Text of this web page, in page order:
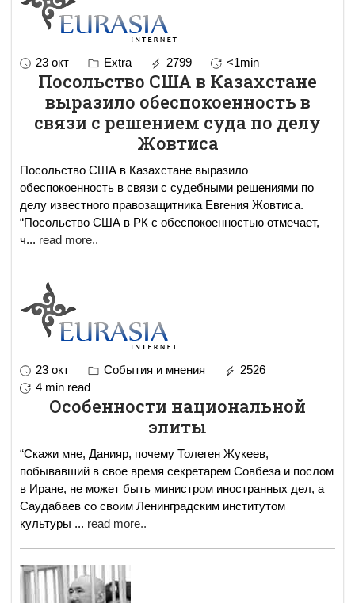
23 окт Extra 2799 <1min
Посольство США в Казахстане
выразило обеспокоенность в
связи с решением суда по делу
Жовтиса
Посольство США в Казахстане выразило
обеспокоенность в связи с судебными решениями по
делу известного правозащитника Евгения Жовтиса.
“Посольство США в РК с обеспокоенностью отмечает,
ч... read more..
23 окт События и мнения
2526
4 min read
Особенности национальной
элиты
“Скажи мне, Данияр, почему Толеген Жукеев,
побывавший в свое время секретарем Совбеза и послом
в Иране, не может быть министром иностранных дел, а
Саудабаев со своим Ленинградским институтом
культуры ... read more..